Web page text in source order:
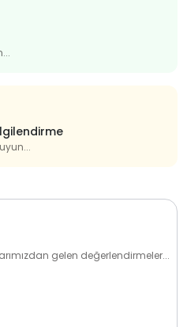
gelen değerlendirmeler...